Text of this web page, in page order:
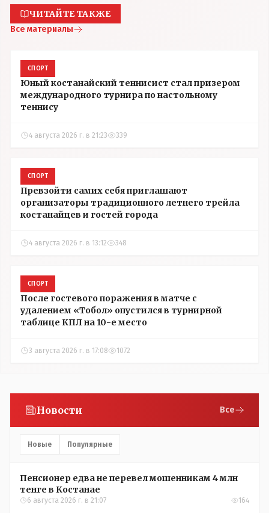
ЧИТАЙТЕ ТАКЖЕ
Все материалы
СПОРТ
Юный костанайский теннисист стал призером
международного турнира по настольному
теннису
4 августа 2026 г. в 21:23 339
СПОРТ
Превзойти самих себя приглашают
организаторы традиционного летнего трейла
костанайцев и гостей города
4 августа 2026 г. в 13:12 348
СПОРТ
После гостевого поражения в матче с
удалением «Тобол» опустился в турнирной
таблице КПЛ на 10-е место
3 августа 2026 г. в 17:08 1072
Новости Все
Новые Популярные
Пенсионер едва не перевел мошенникам 4 млн
тенге в Костанае
6 августа 2026 г. в 21:07 164